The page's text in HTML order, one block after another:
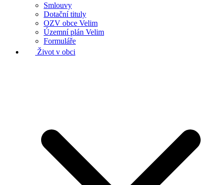
Smlouvy
Dotační tituly
OZV obce Velim
Územní plán Velim
Formuláře
Život v obci